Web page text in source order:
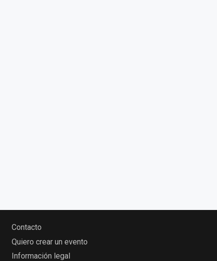
Contacto
Quiero crear un evento
Información legal